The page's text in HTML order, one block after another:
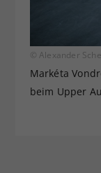
© Alexander
Markéta
beim Upper